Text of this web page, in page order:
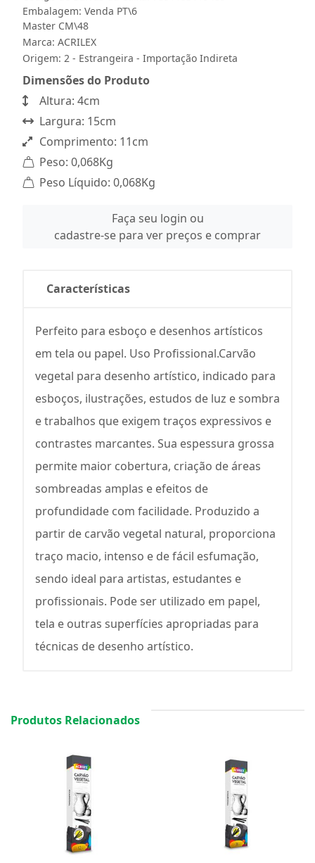
Embalagem: Venda PT\6
Master CM\48
Marca: ACRILEX
Origem: 2 - Estrangeira - Importação Indireta
Dimensões do Produto
Altura: 4cm
Largura: 15cm
Comprimento: 11cm
Peso: 0,068Kg
Peso Líquido: 0,068Kg
Faça seu login ou
cadastre-se para ver preços e comprar
Características
Perfeito para esboço e desenhos artísticos
em tela ou papel. Uso Profissional.Carvão
vegetal para desenho artístico, indicado para
esboços, ilustrações, estudos de luz e sombra
e trabalhos que exigem traços expressivos e
contrastes marcantes. Sua espessura grossa
permite maior cobertura, criação de áreas
sombreadas amplas e efeitos de
profundidade com facilidade. Produzido a
partir de carvão vegetal natural, proporciona
traço macio, intenso e de fácil esfumação,
sendo ideal para artistas, estudantes e
profissionais. Pode ser utilizado em papel,
tela e outras superfícies apropriadas para
técnicas de desenho artístico.
Produtos Relacionados